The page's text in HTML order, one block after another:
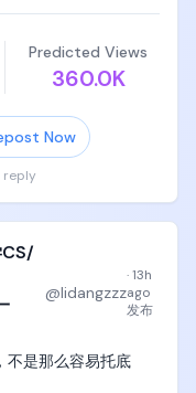
报（不再设独立GDM
型开发、前沿AI研
营更紧密整合到谷歌
，战略/科学与产品执
么？
力（尤其是编码、推
、需额外迭代与测试
司同时推进Flash等
引发内部挫折与外部
/模型交付（Gemini
Predicted Views
360.0K
Now
reply
@lidangzzz
·13h
ago
发布
不是那么容易托底